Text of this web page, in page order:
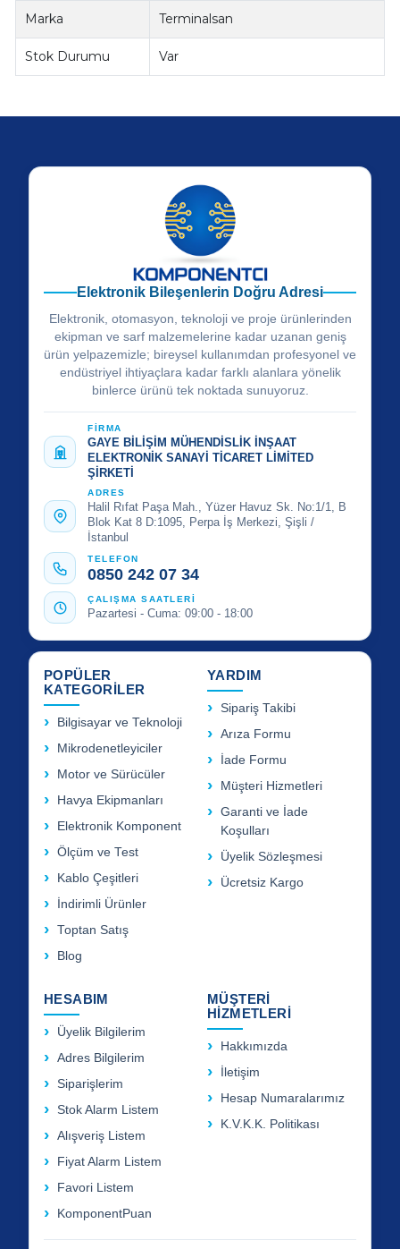
Marka Terminalsan
Stok Durumu Var
Elektronik Bileşenlerin Doğru Adresi
Elektronik, otomasyon, teknoloji ve proje ürünlerinden
ekipman ve sarf malzemelerine kadar uzanan geniş
ürün yelpazemizle; bireysel kullanımdan profesyonel ve
endüstriyel ihtiyaçlara kadar farklı alanlara yönelik
binlerce ürünü tek noktada sunuyoruz.
FİRMA
GAYE BİLİŞİM MÜHENDİSLİK İNŞAAT
ELEKTRONİK SANAYİ TİCARET LİMİTED
ŞİRKETİ
ADRES
Halil Rıfat Paşa Mah., Yüzer Havuz Sk. No:1/1, B
Blok Kat 8 D:1095, Perpa İş Merkezi, Şişli /
İstanbul
TELEFON
0850 242 07 34
ÇALIŞMA SAATLERİ
Pazartesi - Cuma: 09:00 - 18:00
POPÜLER
KATEGORİLER
Bilgisayar ve Teknoloji
Mikrodenetleyiciler
Motor ve Sürücüler
Havya Ekipmanları
Elektronik Komponent
Ölçüm ve Test
Kablo Çeşitleri
İndirimli Ürünler
Toptan Satış
Blog
YARDIM
Sipariş Takibi
Arıza Formu
İade Formu
Müşteri Hizmetleri
Garanti ve İade
Koşulları
Üyelik Sözleşmesi
Ücretsiz Kargo
HESABIM
Üyelik Bilgilerim
Adres Bilgilerim
Siparişlerim
Stok Alarm Listem
Alışveriş Listem
Fiyat Alarm Listem
Favori Listem
KomponentPuan
MÜŞTERİ
HİZMETLERİ
Hakkımızda
İletişim
Hesap Numaralarımız
K.V.K.K. Politikası